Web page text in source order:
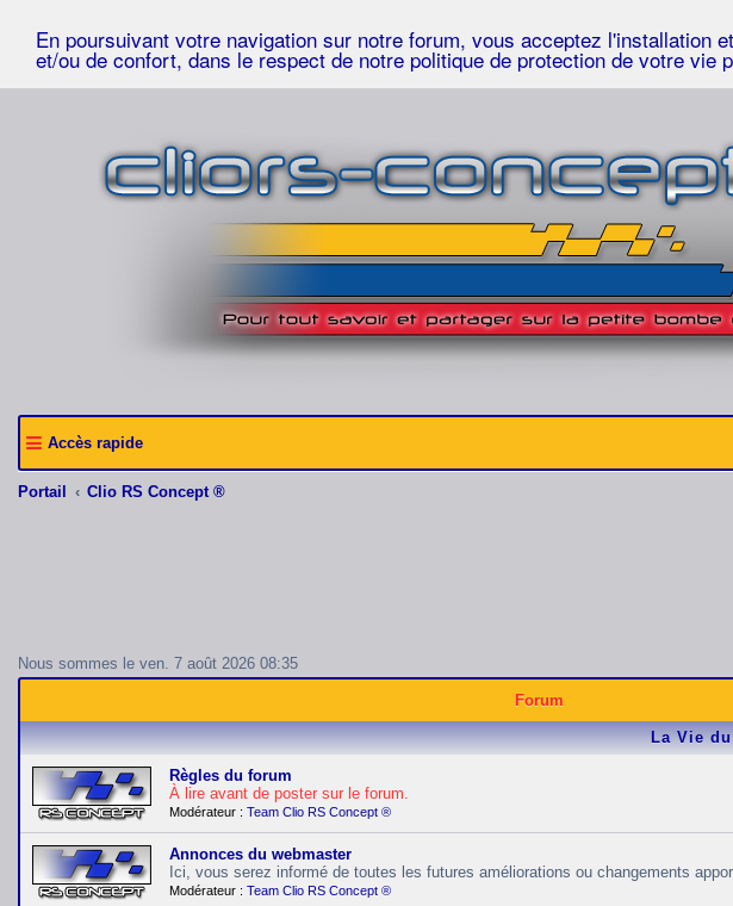
En poursuivant votre navigation sur notre forum, vous acceptez
et/ou de confort, dans le respect de notre politique de protection de votre vie
Accès rapide
Portail Clio RS Concept ®
Nous sommes le ven. 7 août 2026 08:35
Forum
La Vie
Règles du forum
À lire avant de poster sur le forum.
Modérateur : Team Clio RS Concept ®
Annonces du webmaster
Ici, vous serez informé de toutes les futures améliorations ou changements
Modérateur : Team Clio RS Concept ®